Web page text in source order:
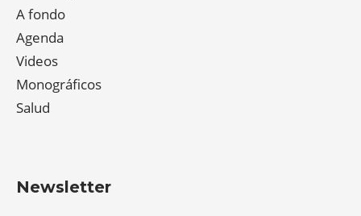
A fondo
Agenda
Videos
Monográficos
Salud
Newsletter